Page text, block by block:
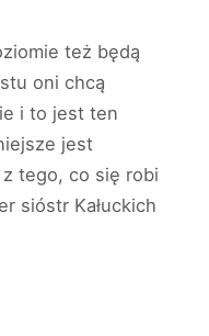
też będą
oni chcą
i to jest ten
jest
tego, co się robi
sióstr Kałuckich